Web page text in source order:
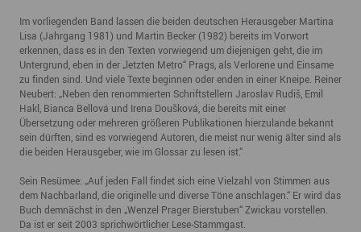
Im vorliegenden Band lassen die beiden deutschen Herausgeber Martina
Lisa (Jahrgang 1981) und Martin Becker (1982) bereits im Vorwort
erkennen, dass es in den Texten vorwiegend um diejenigen geht, die im
Untergrund, eben in der „letzten Metro“ Prags, als Verlorene und Einsame
zu finden sind. Und viele Texte beginnen oder enden in einer Kneipe. Reiner
Neubert: „Neben den renommierten Schriftstellern Jaroslav Rudiš, Emil
Hakl, Bianca Bellová und Irena Doušková, die bereits mit einer
Übersetzung oder mehreren größeren Publikationen hierzulande bekannt
sein dürften, sind es vorwiegend Autoren, die meist nur wenig älter sind als
die beiden Herausgeber, wie im Glossar zu lesen ist.“
Sein Resümee: „Auf jeden Fall findet sich eine Vielzahl von Stimmen aus
dem Nachbarland, die originelle und diverse Töne anschlagen.“ Er wird das
Buch demnächst in den „Wenzel Prager Bierstuben“ Zwickau vorstellen.
Da ist er seit 2003 sprichwörtlicher Lese-Stammgast.